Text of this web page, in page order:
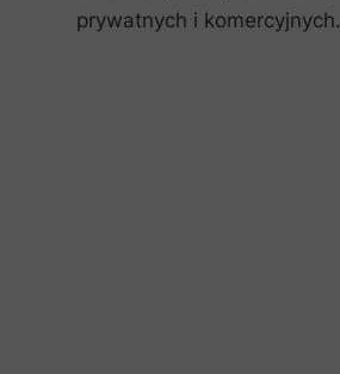
prywatnych i komercyjnych.